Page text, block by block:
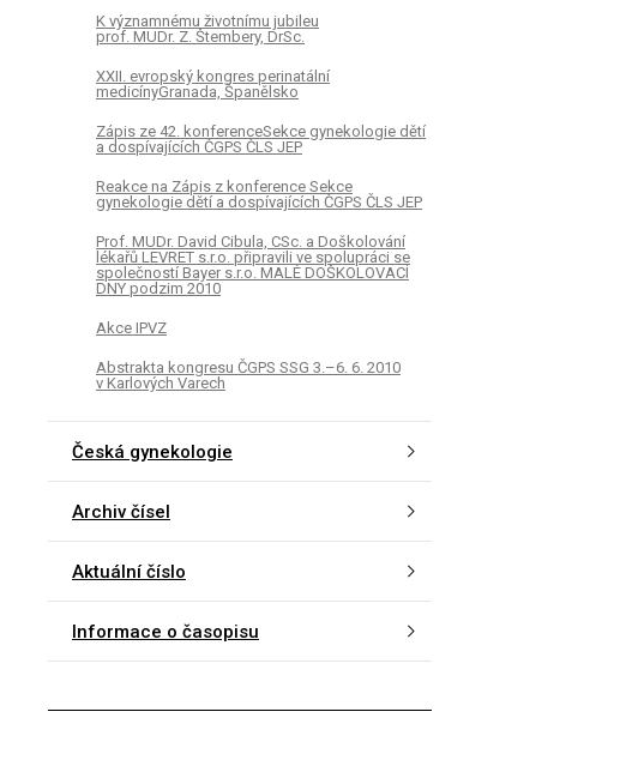
K významnému životnímu jubileu
prof. MUDr. Z. Štembery, DrSc.
XXII. evropský kongres perinatální
medicínyGranada, Španělsko
Zápis ze 42. konferenceSekce gynekologie dětí
a dospívajících ČGPS ČLS JEP
Reakce na Zápis z konference Sekce
gynekologie dětí a dospívajících ČGPS ČLS JEP
Prof. MUDr. David Cibula, CSc. a Doškolování
lékařů LEVRET s.r.o. připravili ve spolupráci se
společností Bayer s.r.o. MALÉ DOŠKOLOVACÍ
DNY podzim 2010
Akce IPVZ
Abstrakta kongresu ČGPS SSG 3.–6. 6. 2010
v Karlových Varech
Česká gynekologie
Archiv čísel
Aktuální číslo
Informace o časopisu